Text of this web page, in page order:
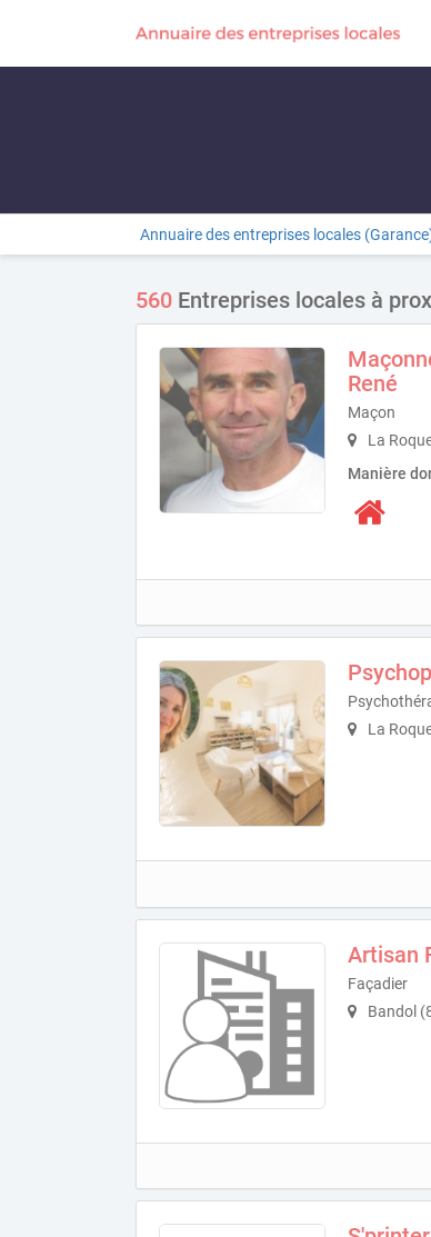
Annuaire des entreprises locales
560 Entreprises locales à
René
Maçon
La
Manière
La
Artisan
Façadier
Bandol